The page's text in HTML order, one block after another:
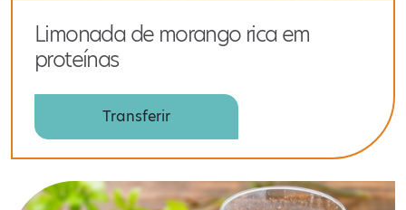
Limonada de morango rica em
proteínas
Transferir